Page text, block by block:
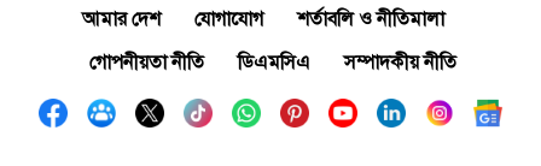
আমার দেশ যোগাযোগ
শর্তাবলি ও নীতিমালা
গোপনীয়তা নীতি
ডিএমসিএ সম্পাদকীয় নীতি